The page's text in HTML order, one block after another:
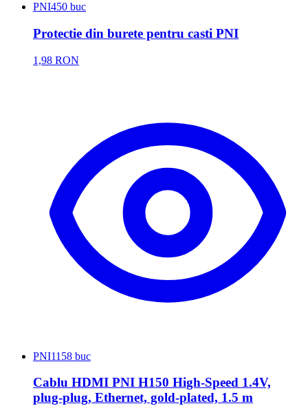
PNI450 buc
Protectie din burete pentru casti PNI
1,98 RON
PNI1158 buc
Cablu HDMI PNI H150 High-Speed 1.4V,
plug-plug, Ethernet, gold-plated, 1.5 m